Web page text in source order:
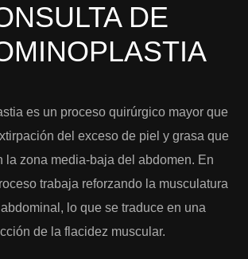
DE
es un proceso quirúrgico mayor que
del exceso de piel y grasa que
la zona media-baja del abdomen. En
trabaja reforzando la musculatura
lo que se traduce en una
de la flacidez muscular.